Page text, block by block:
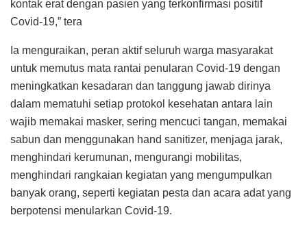
kontak erat dengan pasien yang terkonfirmasi positif
Covid-19,” tera
Ia menguraikan, peran aktif seluruh warga masyarakat
untuk memutus mata rantai penularan Covid-19 dengan
meningkatkan kesadaran dan tanggung jawab dirinya
dalam mematuhi setiap protokol kesehatan antara lain
wajib memakai masker, sering mencuci tangan, memakai
sabun dan menggunakan hand sanitizer, menjaga jarak,
menghindari kerumunan, mengurangi mobilitas,
menghindari rangkaian kegiatan yang mengumpulkan
banyak orang, seperti kegiatan pesta dan acara adat yang
berpotensi menularkan Covid-19.